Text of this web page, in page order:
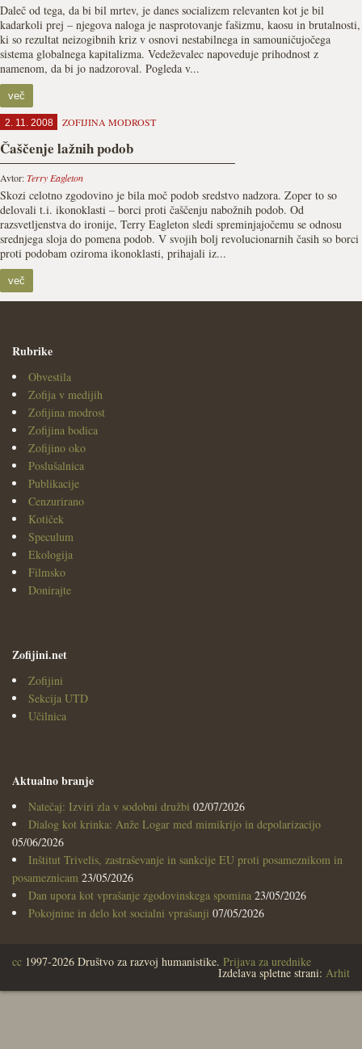
Daleč od tega, da bi bil mrtev, je danes socializem relevanten kot je bil
kadarkoli prej – njegova naloga je nasprotovanje fašizmu, kaosu in brutalnosti,
ki so rezultat neizogibnih kriz v osnovi nestabilnega in samouničujočega
sistema globalnega kapitalizma. Vedeževalec napoveduje prihodnost z
namenom, da bi jo nadzoroval. Pogleda v...
več
2. 11. 2008 ZOFIJINA MODROST
Čaščenje lažnih podob
Avtor:Terry Eagleton
Skozi celotno zgodovino je bila moč podob sredstvo nadzora. Zoper to so
delovali t.i. ikonoklasti – borci proti čaščenju nabožnih podob. Od
razsvetljenstva do ironije, Terry Eagleton sledi spreminjajočemu se odnosu
srednjega sloja do pomena podob. V svojih bolj revolucionarnih časih so borci
proti podobam oziroma ikonoklasti, prihajali iz...
več
Rubrike
Obvestila
Zofija v medijih
Zofijina modrost
Zofijina bodica
Zofijino oko
Poslušalnica
Publikacije
Cenzurirano
Kotiček
Speculum
Ekologija
Filmsko
Donirajte
Zofijini.net
Zofijini
Sekcija UTD
Učilnica
Aktualno branje
Natečaj: Izviri zla v sodobni družbi 02/07/2026
Dialog kot krinka: Anže Logar med mimikrijo in depolarizacijo
05/06/2026
Inštitut Trivelis, zastraševanje in sankcije EU proti posameznikom in
posameznicam 23/05/2026
Dan upora kot vprašanje zgodovinskega spomina 23/05/2026
Pokojnine in delo kot socialni vprašanji 07/05/2026
cc 1997-2026 Društvo za razvoj humanistike. Prijava za urednike
Izdelava spletne strani: Arhit